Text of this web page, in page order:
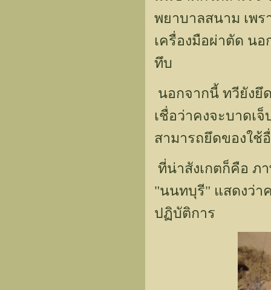
พยาบาลสนาม เพ
เครื่องมือผ่าตัด น
ทึบ
นอกจากนี้ ทวียังยึ
เชื่อว่าคงจะบาดเ
สามารถยึดของใช้
ที่น่าสังเกตก็คือ ภ
"นนทบุรี" แสดงว่า
ปฏิบัติการ